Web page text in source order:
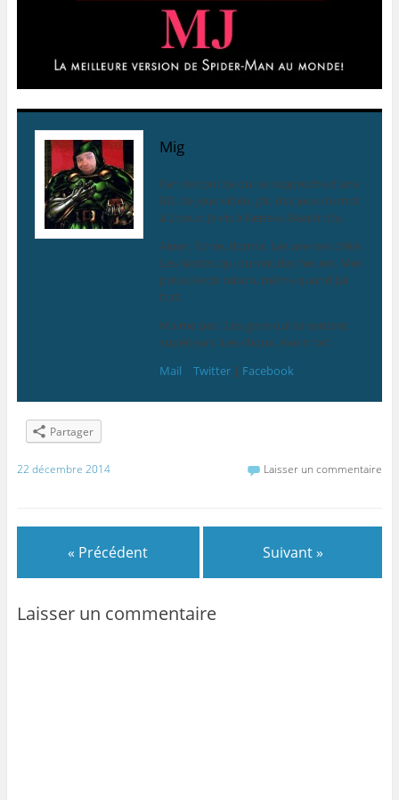
Mig
Fan de tout ce qui se rapproche d’une
BD, de jeux vidéo, jdr, des jeux de mot
à 2 sous. Je vis à Geneva Beach city.
Aime : Écrire, dormir. Les averses d’été.
Les siestes qui durent des heures. Mes
potes.Avoir raison, même quand j’ai
tort.
N’aime pas : Les gens qui se sentent
supérieurs. Les choux. Avoir tort.
Mail | Twitter| Facebook
Partager
22 décembre 2014 Laisser un commentaire
« Précédent Suivant »
Laisser un commentaire